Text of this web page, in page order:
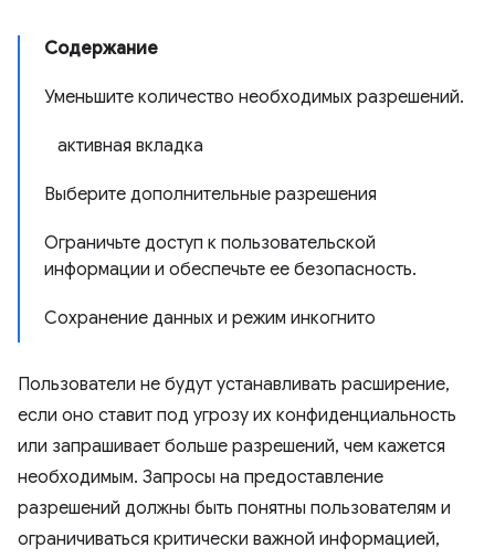
Содержание
Уменьшите количество необходимых разрешений.
активная вкладка
Выберите дополнительные разрешения
Ограничьте доступ к пользовательской
информации и обеспечьте ее безопасность.
Сохранение данных и режим инкогнито
Пользователи не будут устанавливать расширение,
если оно ставит под угрозу их конфиденциальность
или запрашивает больше разрешений, чем кажется
необходимым. Запросы на предоставление
разрешений должны быть понятны пользователям и
ограничиваться критически важной информацией,